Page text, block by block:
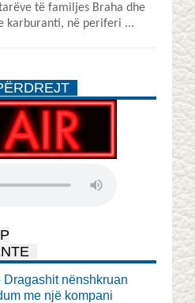
të familjes Braha dhe
karburanti, në periferi ...
Dragashit nënshkruan
me një kompani